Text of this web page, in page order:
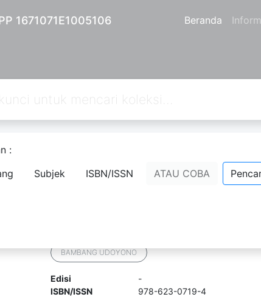
1671071E1005106 Beranda
:
Subjek ISBN/ISSN ATAU COBA
author=BAMBANG
BAMBANG UDOYONO
Edisi
-
ISBN/ISSN
978-623-0719-4